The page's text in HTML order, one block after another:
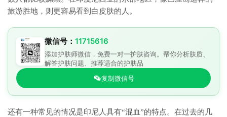
旅游胜地，则更容易看到白皮肤的人。
微信号： 11715616
添加护肤师微信，免费一对一护肤咨询。帮你分析肤质、
解答护肤问题、推荐适合的护肤品
复制微信号
还有一种常见的情况是印尼人具有“混血”的特点。在过去的几